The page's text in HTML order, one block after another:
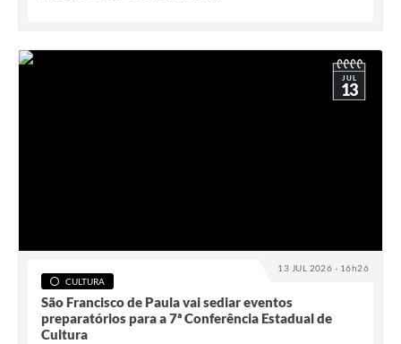
13 JUL 2026 - 16h26
JUL
13
CULTURA
São Francisco de Paula vai sediar eventos
preparatórios para a 7ª Conferência Estadual de
Cultura